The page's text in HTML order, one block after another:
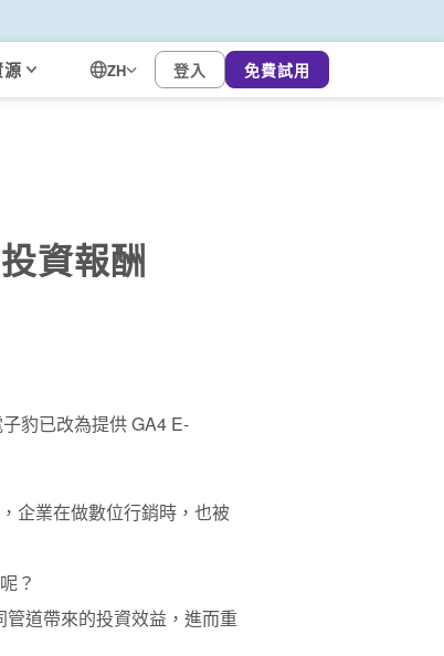
ZH 登入 免費試用
資報酬
豹已改為提供 GA4 E-
企業在做數位行銷時，也被
？
道帶來的投資效益，進而重